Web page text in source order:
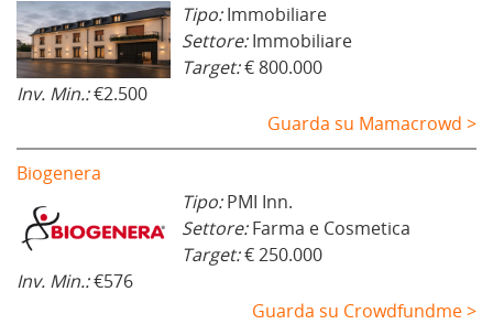
Tipo:Immobiliare
Settore:Immobiliare
Target:€ 800.000
Inv. Min.:€2.500
Guarda su Mamacrowd >
Biogenera
Tipo:PMI Inn.
Settore:Farma e Cosmetica
Target:€ 250.000
Inv. Min.:€576
Guarda su Crowdfundme >